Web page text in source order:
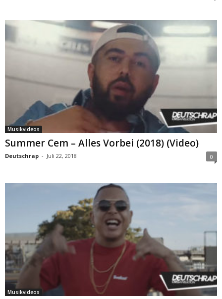
Musikvideos
Summer Cem – Alles Vorbei (2018) (Video)
Deutschrap - Juli 22, 2018 0
Musikvideos